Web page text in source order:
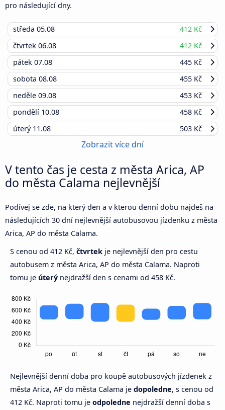
pro následující dny.
středa 05.08
412 Kč
čtvrtek 06.08
412 Kč
pátek 07.08
445 Kč
sobota 08.08
455 Kč
neděle 09.08
453 Kč
pondělí 10.08
458 Kč
úterý 11.08 503 Kč
Zobrazit více dní
V tento čas je cesta z města Arica, AP
do města Calama nejlevnější
Podívej se zde, na který den a v kterou denní dobu najdeš na
následujících 30 dní nejlevnější autobusovou jízdenku z města
Arica, AP do města Calama.
S cenou od 412 Kč, čtvrtek je nejlevnější den pro cestu
autobusem z města Arica, AP do města Calama. Naproti
tomu je úterý nejdražší den s cenami od 458 Kč.
Nejlevnější denní doba pro koupě autobusových jízdenek z
města Arica, AP do města Calama je dopoledne, s cenou od
412 Kč. Naproti tomu je odpoledne nejdražší denní doba s